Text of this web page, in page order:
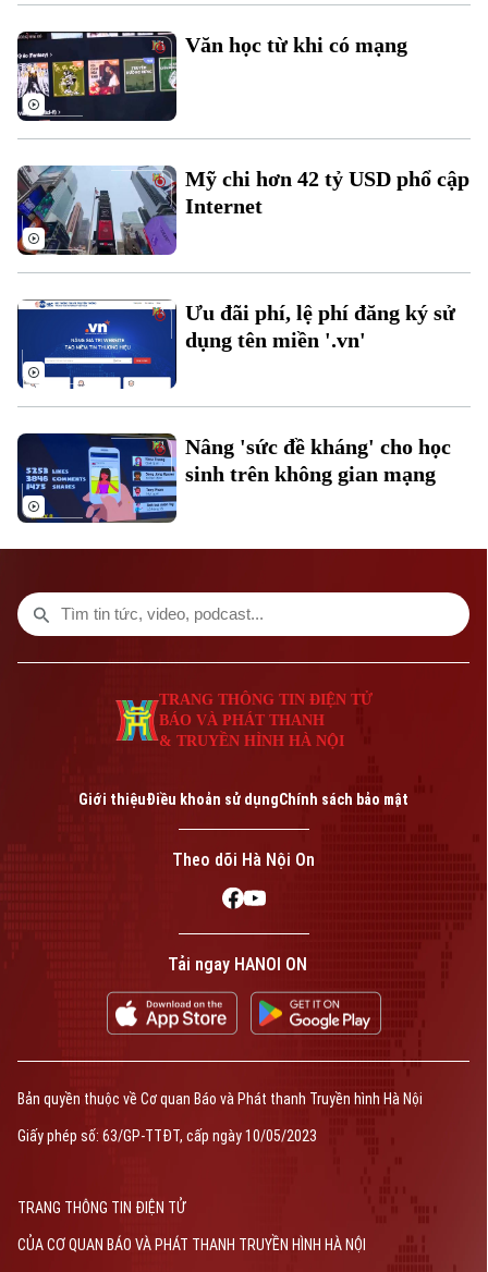
Liên hệ đường dây nóng (bấm để gọi)
Tòa soạn
0865.116.699 (hotline)
Tòa soạn
Bản quyền thuộc về Cơ quan Báo và Phát thanh Truyền hình Hà Nội Giấy
phép số: Số 63/GP-TTDT, cấp ngày 10/05/2023
CỦA CƠ QUAN BÁO VÀ PHÁT THANH TRUYỀN HÌNH HÀ NỘI
Số 3-5 Huỳnh Thúc Kháng-Phường Láng-Hà Nội
Giám đốc: NGUYỄN THANH LIÊM
Phó Giám đốc: Nguyễn Kim Khiêm, Nguyễn Minh Đức, Nguyễn Thành Lợi
Văn học từ khi có mạng
Mỹ chi hơn 42 tỷ USD phổ cập
Internet
Ưu đãi phí, lệ phí đăng ký sử
dụng tên miền '.vn'
Nâng 'sức đề kháng' cho học
sinh trên không gian mạng
TRANG THÔNG TIN ĐIỆN TỬ
BÁO VÀ PHÁT THANH
& TRUYỀN HÌNH HÀ NỘI
Giới thiệuĐiều khoản sử dụngChính sách bảo mật
Theo dõi Hà Nội On
Tải ngay HANOI ON
Bản quyền thuộc về Cơ quan Báo và Phát thanh Truyền hình Hà Nội
Giấy phép số: 63/GP-TTĐT, cấp ngày 10/05/2023
TRANG THÔNG TIN ĐIỆN TỬ
CỦA CƠ QUAN BÁO VÀ PHÁT THANH TRUYỀN HÌNH HÀ NỘI